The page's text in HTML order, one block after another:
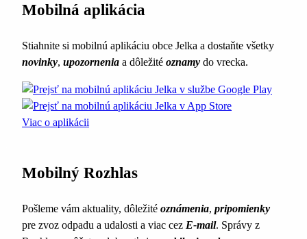
Mobilná aplikácia
Stiahnite si mobilnú aplikáciu obce Jelka a dostaňte všetky
novinky, upozornenia a dôležité oznamy do vrecka.
Viac o aplikácii
Mobilný Rozhlas
Pošleme vám aktuality, dôležité oznámenia, pripomienky
pre zvoz odpadu a udalosti a viac cez E-mail. Správy z